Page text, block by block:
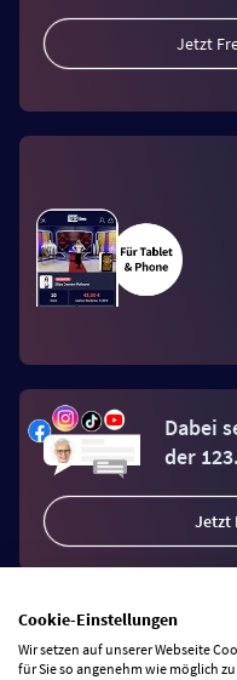
Jetzt
Dabei
der
Jetzt
Vertrag widerrufen
Cookie-Einstellungen
Wir setzen auf unserer Webseite
für Sie so angenehm wie möglich